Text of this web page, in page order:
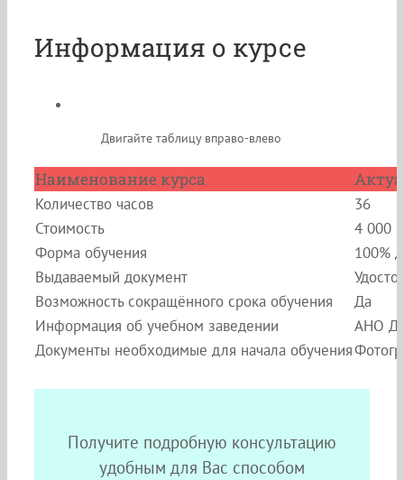
Информация о курсе
Двигайте таблицу вправо-влево
Наименование курса
Количество часов
36
Стоимость
4 000
Форма обучения
100%
Выдаваемый документ
Возможность сокращённого срока обучения
Да
Информация об учебном заведении
АНО
Документы необходимые для начала обучения
Получите подробную консультацию
удобным для Вас способом